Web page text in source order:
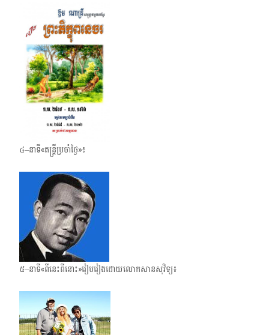
៤–នាទី«តន្ត្រីប្រចាំថ្ងៃ»៖
៥–នាទី«ពីនេះពីនោះ»រៀបរៀងដោយលោកសានសុវិទ្យ៖